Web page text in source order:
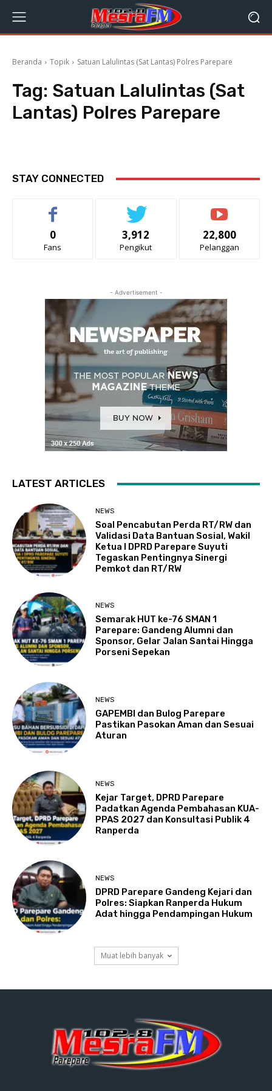
Beranda Topik Satuan Lalulintas (Sat Lantas) Polres Parepare
Tag: Satuan Lalulintas (Sat
Lantas) Polres Parepare
STAY CONNECTED
0
Fans
3,912
Pengikut
22,800
Pelanggan
- Advertisement -
LATEST ARTICLES
NEWS
Soal Pencabutan Perda RT/RW dan
Validasi Data Bantuan Sosial, Wakil
Ketua I DPRD Parepare Suyuti
Tegaskan Pentingnya Sinergi
Pemkot dan RT/RW
NEWS
Semarak HUT ke-76 SMAN 1
Parepare: Gandeng Alumni dan
Sponsor, Gelar Jalan Santai Hingga
Porseni Sepekan
NEWS
GAPEMBI dan Bulog Parepare
Pastikan Pasokan Aman dan Sesuai
Aturan
NEWS
Kejar Target, DPRD Parepare
Padatkan Agenda Pembahasan KUA-
PPAS 2027 dan Konsultasi Publik 4
Ranperda
NEWS
DPRD Parepare Gandeng Kejari dan
Polres: Siapkan Ranperda Hukum
Adat hingga Pendampingan Hukum
Muat lebih banyak